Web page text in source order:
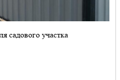
садового участка